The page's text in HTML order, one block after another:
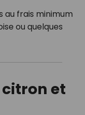
au frais minimum
ou quelques
citron et